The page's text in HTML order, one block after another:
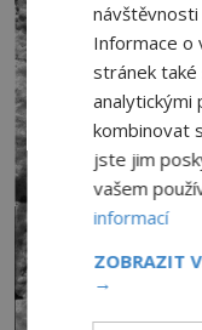
Informace o
stránek také
kombinovat
jste jim
vašem
informací
ZOBRAZIT
→